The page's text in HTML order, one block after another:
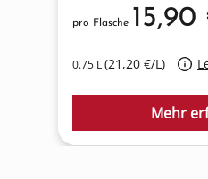
0.75 L(21,20 €/L)
pro Flasche 15,90
Mehr